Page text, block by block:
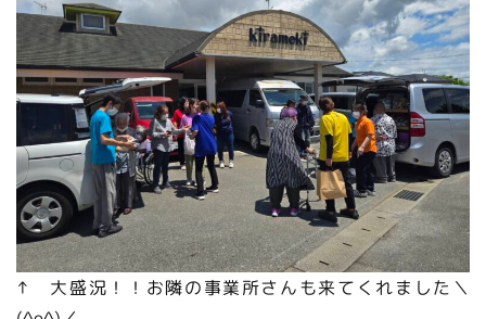
↑ 大盛況！！お隣の事業所さんも来てくれました＼